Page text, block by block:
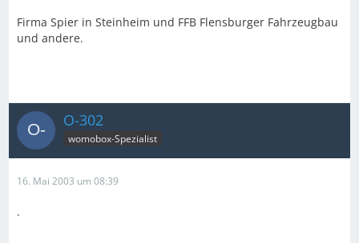
Firma Spier in Steinheim und FFB Flensburger Fahrzeugbau
und andere.
O-302
womobox-Spezialist
16. Mai 2003 um 08:39
.